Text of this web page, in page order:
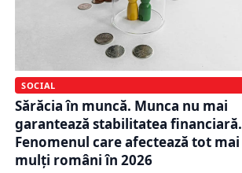
SOCIAL
Sărăcia în muncă. Munca nu mai
garantează stabilitatea financiară.
Fenomenul care afectează tot mai
mulți români în 2026